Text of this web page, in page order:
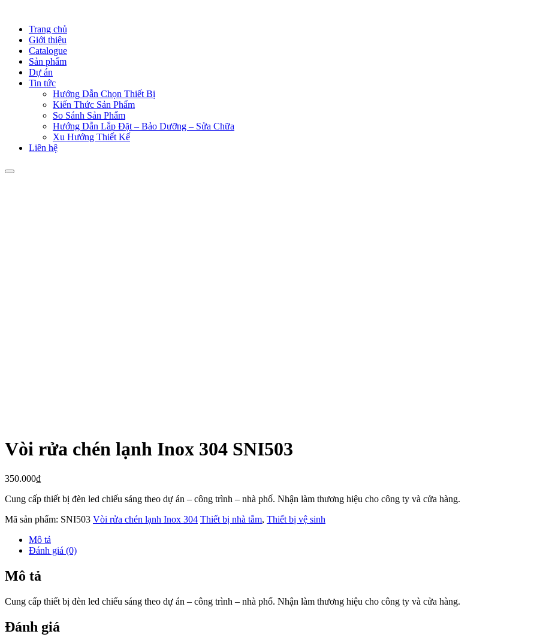
Trang chủ
Giới thiệu
Catalogue
Sản phẩm
Dự án
Tin tức
Hướng Dẫn Chọn Thiết Bị
Kiến Thức Sản Phẩm
So Sánh Sản Phẩm
Hướng Dẫn Lắp Đặt – Bảo Dưỡng – Sửa Chữa
Xu Hướng Thiết Kế
Liên hệ
Vòi rửa chén lạnh Inox 304 SNI503
350.000₫
Cung cấp thiết bị đèn led chiếu sáng theo dự án – công trình – nhà phố. Nhận làm thương hiệu cho công ty và cửa hàng.
Mã sản phẩm: SNI503 Vòi rửa chén lạnh Inox 304 Thiết bị nhà tắm, Thiết bị vệ sinh
Mô tả
Đánh giá (0)
Mô tả
Cung cấp thiết bị đèn led chiếu sáng theo dự án – công trình – nhà phố. Nhận làm thương hiệu cho công ty và cửa hàng.
Đánh giá